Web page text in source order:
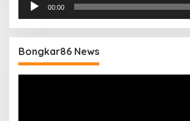
00:00
Bongkar86 News